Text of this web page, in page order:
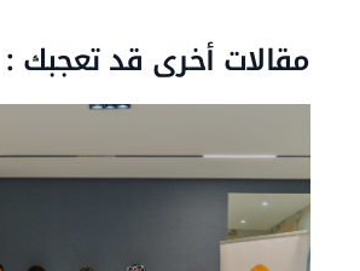
مقالات أخرى قد تعجبك :